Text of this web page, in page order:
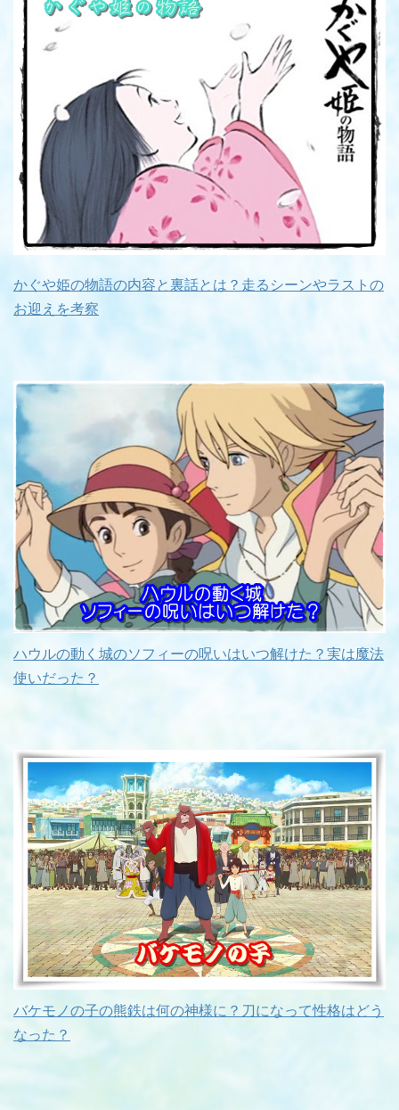
かぐや姫の物語の内容と裏話とは？走るシーンやラストの
お迎えを考察
ハウルの動く城のソフィーの呪いはいつ解けた？実は魔法
使いだった？
バケモノの子の熊鉄は何の神様に？刀になって性格はどう
なった？